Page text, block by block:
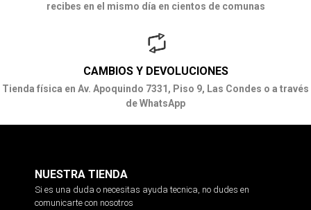
recibes en el mismo día en cientos de comunas
CAMBIOS Y DEVOLUCIONES
Tienda física en Av. Apoquindo 7331, Piso 9, Las Condes o a través
de WhatsApp
NUESTRA TIENDA
Si es una duda o necesitas ayuda tecnica, no dudes en
comunicarte con nosotros